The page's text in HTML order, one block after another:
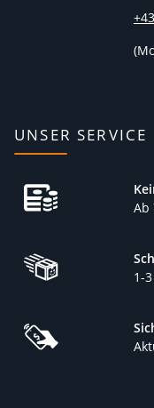
(
UNSER SERVICE
Ab
1-